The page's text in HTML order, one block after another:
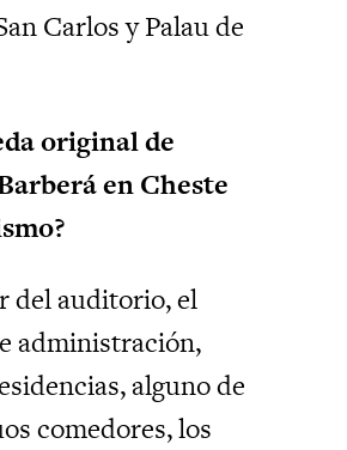
Carlos y Palau de
original de
en Cheste
del auditorio, el
administración,
alguno de
comedores, los